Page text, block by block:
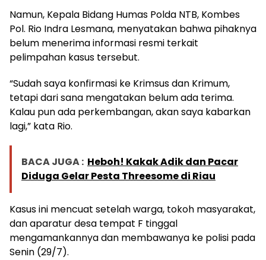
Namun, Kepala Bidang Humas Polda NTB, Kombes
Pol. Rio Indra Lesmana, menyatakan bahwa pihaknya
belum menerima informasi resmi terkait
pelimpahan kasus tersebut.
“Sudah saya konfirmasi ke Krimsus dan Krimum,
tetapi dari sana mengatakan belum ada terima.
Kalau pun ada perkembangan, akan saya kabarkan
lagi,” kata Rio.
BACA JUGA : Heboh! Kakak Adik dan Pacar
Diduga Gelar Pesta Threesome di Riau
Kasus ini mencuat setelah warga, tokoh masyarakat,
dan aparatur desa tempat F tinggal
mengamankannya dan membawanya ke polisi pada
Senin (29/7).